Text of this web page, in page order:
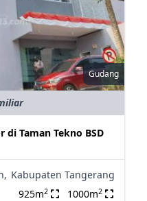
Gudang
di Taman Tekno BSD
Kabupaten Tangerang
925m2 1000m2